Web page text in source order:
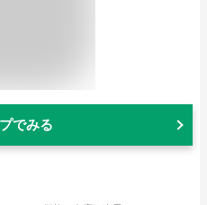
でみる